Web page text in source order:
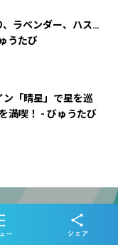
、ラベンダー、ハス…
うたび
「晴星」で星を巡
満喫！ - びゅうたび